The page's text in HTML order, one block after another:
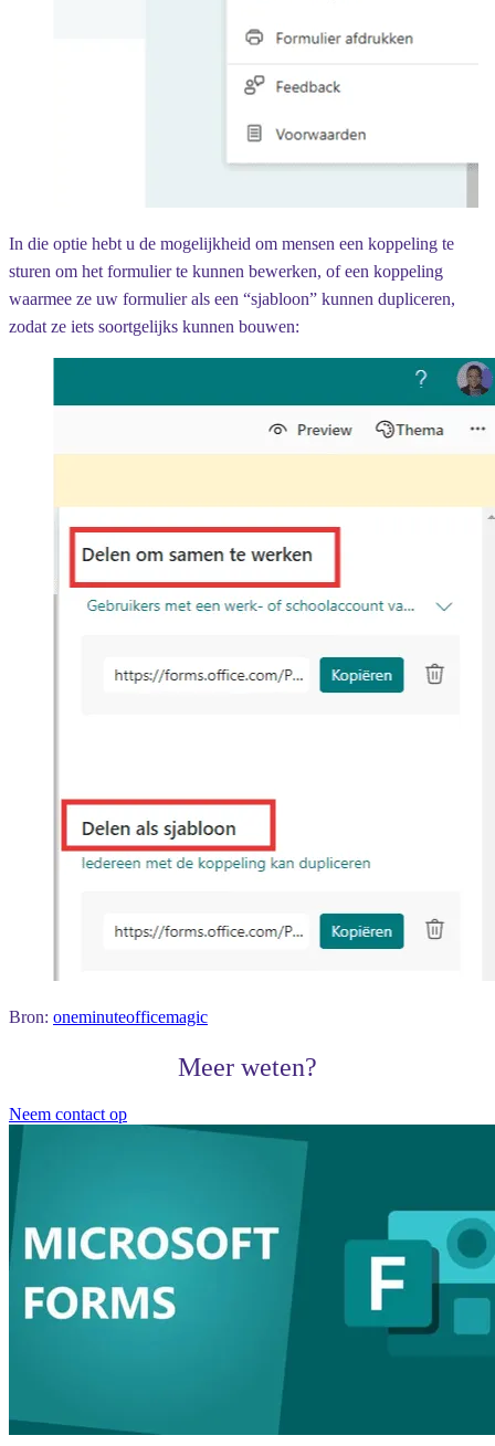
In die optie hebt u de mogelijkheid om mensen een koppeling te
sturen om het formulier te kunnen bewerken, of een koppeling
waarmee ze uw formulier als een “sjabloon” kunnen dupliceren,
zodat ze iets soortgelijks kunnen bouwen:
Bron: oneminuteofficemagic
Meer weten?
Neem contact op